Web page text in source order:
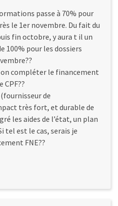
passe à 70% pour
le 1er novembre. Du fait du
fin octobre, y aura t il un
100% pour les dossiers
on compléter le financement
de
très fort, et durable de
les aides de l’état, un plan
tel est le cas, serais je
FNE??